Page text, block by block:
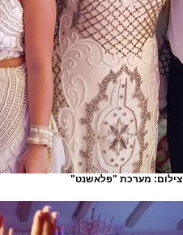
צילום: מערכת "פלאשנט"